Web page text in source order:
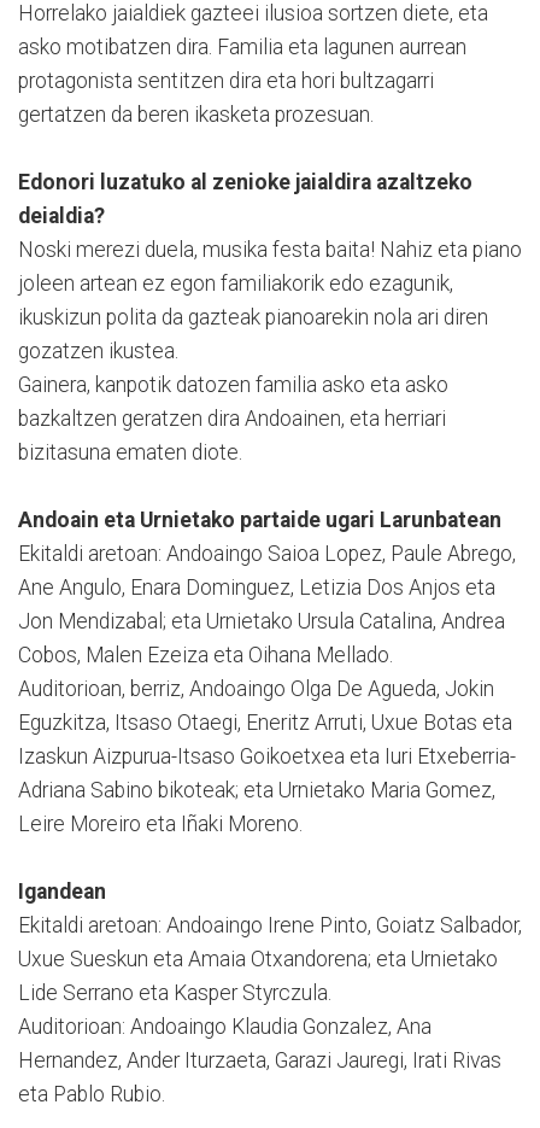
Horrelako jaialdiek gazteei ilusioa sortzen diete, eta
asko motibatzen dira. Familia eta lagunen aurrean
protagonista sentitzen dira eta hori bultzagarri
gertatzen da beren ikasketa prozesuan.
Edonori luzatuko al zenioke jaialdira azaltzeko
deialdia?
Noski merezi duela, musika festa baita! Nahiz eta piano
joleen artean ez egon familiakorik edo ezagunik,
ikuskizun polita da gazteak pianoarekin nola ari diren
gozatzen ikustea.
Gainera, kanpotik datozen familia asko eta asko
bazkaltzen geratzen dira Andoainen, eta herriari
bizitasuna ematen diote.
Andoain eta Urnietako partaide ugari Larunbatean
Ekitaldi aretoan: Andoaingo Saioa Lopez, Paule Abrego,
Ane Angulo, Enara Dominguez, Letizia Dos Anjos eta
Jon Mendizabal; eta Urnietako Ursula Catalina, Andrea
Cobos, Malen Ezeiza eta Oihana Mellado.
Auditorioan, berriz, Andoaingo Olga De Agueda, Jokin
Eguzkitza, Itsaso Otaegi, Eneritz Arruti, Uxue Botas eta
Izaskun Aizpurua-Itsaso Goikoetxea eta Iuri Etxeberria-
Adriana Sabino bikoteak; eta Urnietako Maria Gomez,
Leire Moreiro eta Iñaki Moreno.
Igandean
Ekitaldi aretoan: Andoaingo Irene Pinto, Goiatz Salbador,
Uxue Sueskun eta Amaia Otxandorena; eta Urnietako
Lide Serrano eta Kasper Styrczula.
Auditorioan: Andoaingo Klaudia Gonzalez, Ana
Hernandez, Ander Iturzaeta, Garazi Jauregi, Irati Rivas
eta Pablo Rubio.